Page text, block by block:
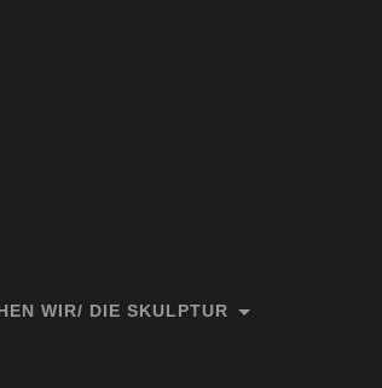
WIR/ DIE SKULPTUR